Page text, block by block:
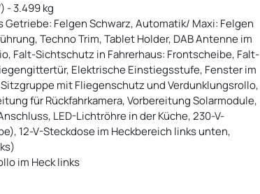
- 3.499 kg
Felgen Schwarz, Automatik/ Maxi: Felgen
Techno Trim, Tablet Holder, DAB Antenne im
Falt-Sichtschutz in Fahrerhaus: Frontscheibe, Falt-
Elektrische Einstiegsstufe, Fenster im
mit Fliegenschutz und Verdunklungsrollo,
für Rückfahrkamera, Vorbereitung Solarmodule,
LED-Lichtröhre in der Küche, 230-V-
12-V-Steckdose im Heckbereich links unten,
im Heck links